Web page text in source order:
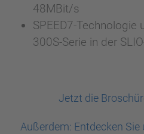
48MBit/s
SPEED7-Technologie
300S-Serie in der
Jetzt die
Außerdem: Entdecken